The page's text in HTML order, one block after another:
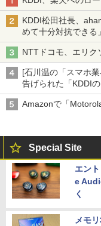
KDDI松田社長、
めて十分対抗できる」
NTTドコモ、エリク
[石川温の「スマホ
告げられた「KDDI
穴と楽天モバイルの
Amazonで「
Special Site
エン
e
く
メモ